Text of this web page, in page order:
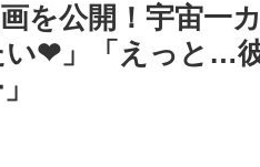
を公開！宇宙一
い❤」「えっと…